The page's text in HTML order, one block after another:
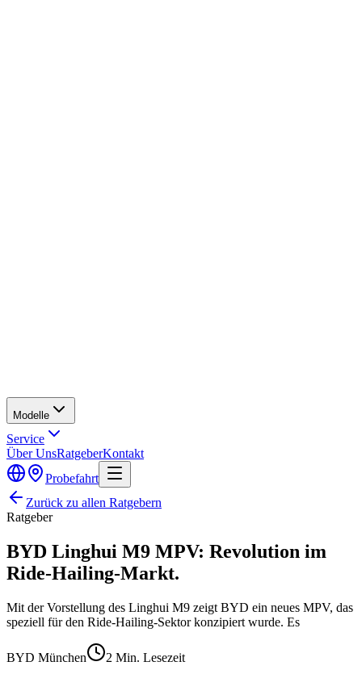
Modelle
Service
Über UnsRatgeberKontakt
Probefahrt
Zurück zu allen Ratgebern
Ratgeber
BYD Linghui M9 MPV: Revolution im
Ride-Hailing-Markt.
Mit der Vorstellung des Linghui M9 zeigt BYD ein neues MPV, das
speziell für den Ride-Hailing-Sektor konzipiert wurde. Es
BYD München 2 Min. Lesezeit